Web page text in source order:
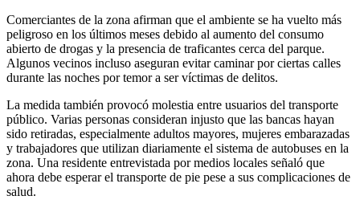
Comerciantes de la zona afirman que el ambiente se ha vuelto más
peligroso en los últimos meses debido al aumento del consumo
abierto de drogas y la presencia de traficantes cerca del parque.
Algunos vecinos incluso aseguran evitar caminar por ciertas calles
durante las noches por temor a ser víctimas de delitos.
La medida también provocó molestia entre usuarios del transporte
público. Varias personas consideran injusto que las bancas hayan
sido retiradas, especialmente adultos mayores, mujeres embarazadas
y trabajadores que utilizan diariamente el sistema de autobuses en la
zona. Una residente entrevistada por medios locales señaló que
ahora debe esperar el transporte de pie pese a sus complicaciones de
salud.